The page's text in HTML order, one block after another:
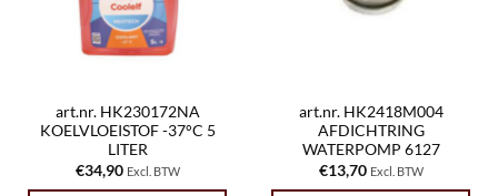
art.nr. HK230172NA
KOELVLOEISTOF -37°C 5
LITER
€34,90 Excl. BTW
art.nr. HK2418M004
AFDICHTRING
WATERPOMP 6127
€13,70 Excl. BTW